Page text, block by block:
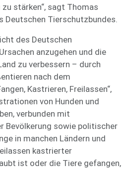
stärken“, sagt Thomas
Deutschen Tierschutzbundes.
des Deutschen
anzugehen und die
zu verbessern – durch
nach dem
Kastrieren, Freilassen“,
von Hunden und
verbunden mit
Bevölkerung sowie politischer
in manchen Ländern und
kastrierter
ist oder die Tiere gefangen,